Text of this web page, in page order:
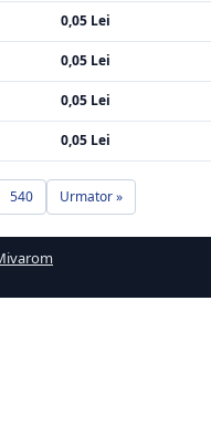
0,05 Lei
0,05 Lei
0,05 Lei
0,05 Lei
540 Urmator »